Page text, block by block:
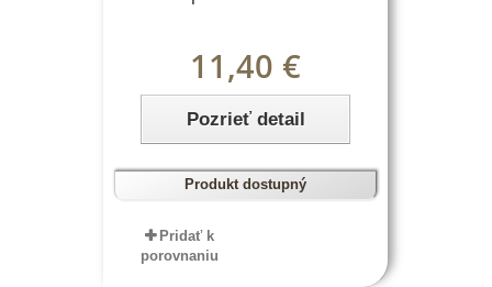
11,40 €
Pozrieť detail
Produkt dostupný
Pridať k
porovnaniu